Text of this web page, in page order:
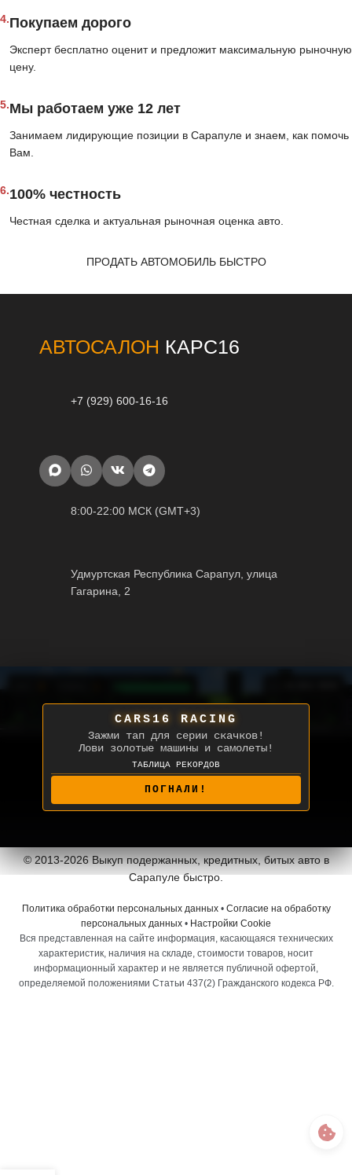
4.Покупаем дорого
Эксперт бесплатно оценит и предложит максимальную рыночную
цену.
5.Мы работаем уже 12 лет
Занимаем лидирующие позиции в Сарапуле и знаем, как помочь
Вам.
6.100% честность
Честная сделка и актуальная рыночная оценка авто.
ПРОДАТЬ АВТОМОБИЛЬ БЫСТРО
АВТОСАЛОН КАРС16
+7 (929) 600-16-16
8:00-22:00 МСК (GMT+3)
Удмуртская Республика Сарапул, улица
Гагарина, 2
Зажми тап для серии скачков!
Лови золотые машины и самолеты!
ТАБЛИЦА РЕКОРДОВ
БУЛАТ
56027
ПОГНАЛИ!
© 2013-2026 Выкуп подержанных, кредитных, битых авто в
Сарапуле быстро.
Политика обработки персональных данных• Согласие на обработку
персональных данных • Настройки Cookie
Вся представленная на сайте информация, касающаяся технических
характеристик, наличия на складе, стоимости товаров, носит
информационный характер и не является публичной офертой,
определяемой положениями Статьи 437(2) Гражданского кодекса РФ.